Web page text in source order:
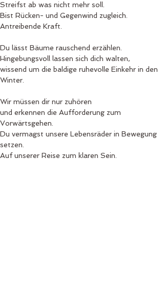
Streifst ab was nicht mehr soll.
Bist Rücken- und Gegenwind zugleich.
Antreibende Kraft.
Du lässt Bäume rauschend erzählen.
Hingebungsvoll lassen sich dich walten,
wissend um die baldige ruhevolle Einkehr in den
Winter.
Wir müssen dir nur zuhören
und erkennen die Aufforderung zum
Vorwärtsgehen.
Du vermagst unsere Lebensräder in Bewegung
setzen.
Auf unserer Reise zum klaren Sein.